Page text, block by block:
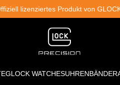
lizenziertes Produkt von
GLOCK WATCHESUHRENBÄNDER